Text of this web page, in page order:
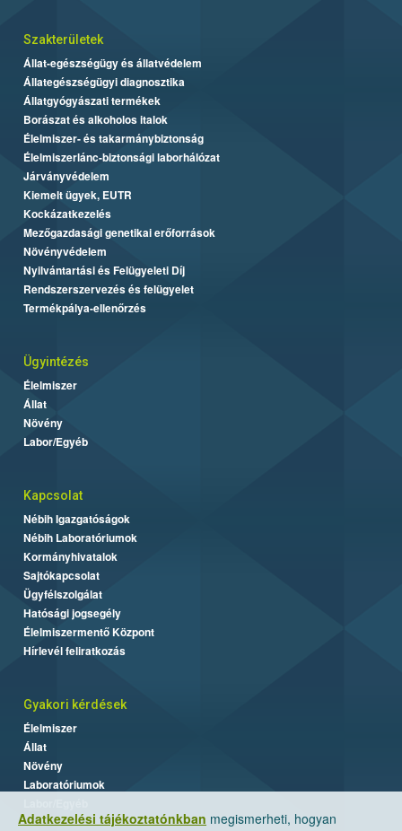
Adatkezelési tájékoztatónkban megismerheti, hogyan
Szakterületek
Állat-egészségügy és állatvédelem
Állategészségügyi diagnosztika
Állatgyógyászati termékek
Borászat és alkoholos italok
Élelmiszer- és takarmánybiztonság
Élelmiszerlánc-biztonsági laborhálózat
Járványvédelem
Kiemelt ügyek, EUTR
Kockázatkezelés
Mezőgazdasági genetikai erőforrások
Növényvédelem
Nyilvántartási és Felügyeleti Díj
Rendszerszervezés és felügyelet
Termékpálya-ellenőrzés
Ügyintézés
Élelmiszer
Állat
Növény
Labor/Egyéb
Kapcsolat
Nébih Igazgatóságok
Nébih Laboratóriumok
Kormányhivatalok
Sajtókapcsolat
Ügyfélszolgálat
Hatósági jogsegély
Élelmiszermentő Központ
Hírlevél feliratkozás
Gyakori kérdések
Élelmiszer
Állat
Növény
Laboratóriumok